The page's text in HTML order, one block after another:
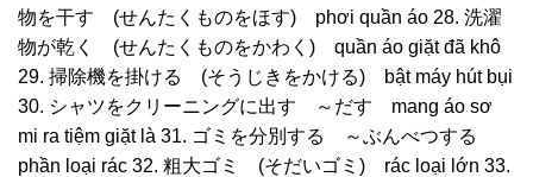
物を干す (せんたくものをほす) phơi quần áo 28. 洗濯
物が乾く (せんたくものをかわく) quần áo giặt đã khô
29. 掃除機を掛ける (そうじきをかける) bật máy hút bụi
30. シャツをクリーニングに出す ～だす mang áo sơ
mi ra tiệm giặt là 31. ゴミを分別する ～ぶんべつする
phần loại rác 32. 粗大ゴミ (そだいゴミ) rác loại lớn 33.